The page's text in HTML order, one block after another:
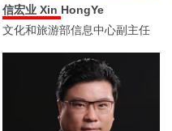
信宏业 Xin HongYe
文化和旅游部信息中心副主任